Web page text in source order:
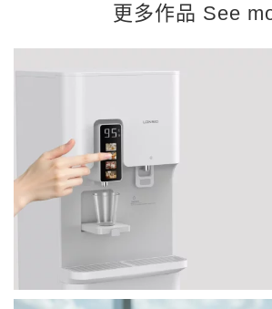
更多作品 See